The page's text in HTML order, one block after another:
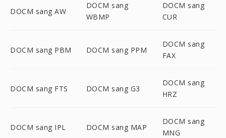
DOCM sang AW
DOCM sang
WBMP
DOCM sang
CUR
DOCM sang PBM DOCM sang PPM
DOCM sang
FAX
DOCM sang FTS DOCM sang G3
DOCM sang
HRZ
DOCM sang IPL DOCM sang MAP
DOCM sang
MNG